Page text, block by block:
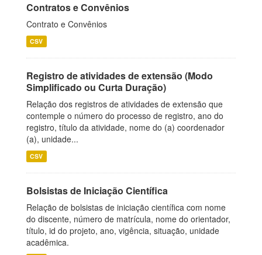
Contratos e Convênios
Contrato e Convênios
CSV
Registro de atividades de extensão (Modo
Simplificado ou Curta Duração)
Relação dos registros de atividades de extensão que
contemple o número do processo de registro, ano do
registro, título da atividade, nome do (a) coordenador
(a), unidade...
CSV
Bolsistas de Iniciação Científica
Relação de bolsistas de iniciação científica com nome
do discente, número de matrícula, nome do orientador,
título, id do projeto, ano, vigência, situação, unidade
acadêmica.